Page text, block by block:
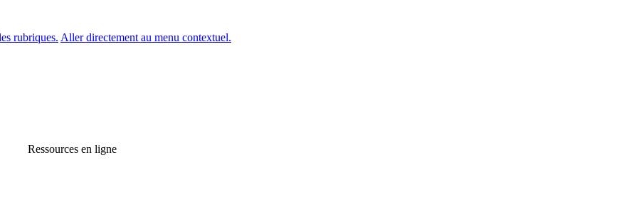
rubriques. Aller directement au menu contextuel.
Ressources en ligne